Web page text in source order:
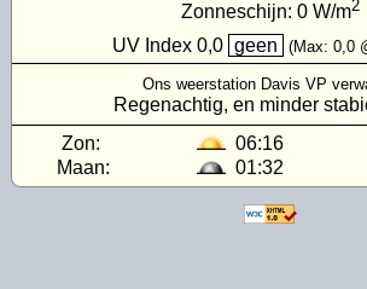
Zonneschijn: 0 W/m2
UV Index 0,0 geen (Max: 0,0
Ons weerstation Davis VP
Regenachtig, en minder
Zon:
06:16
Maan:
01:32